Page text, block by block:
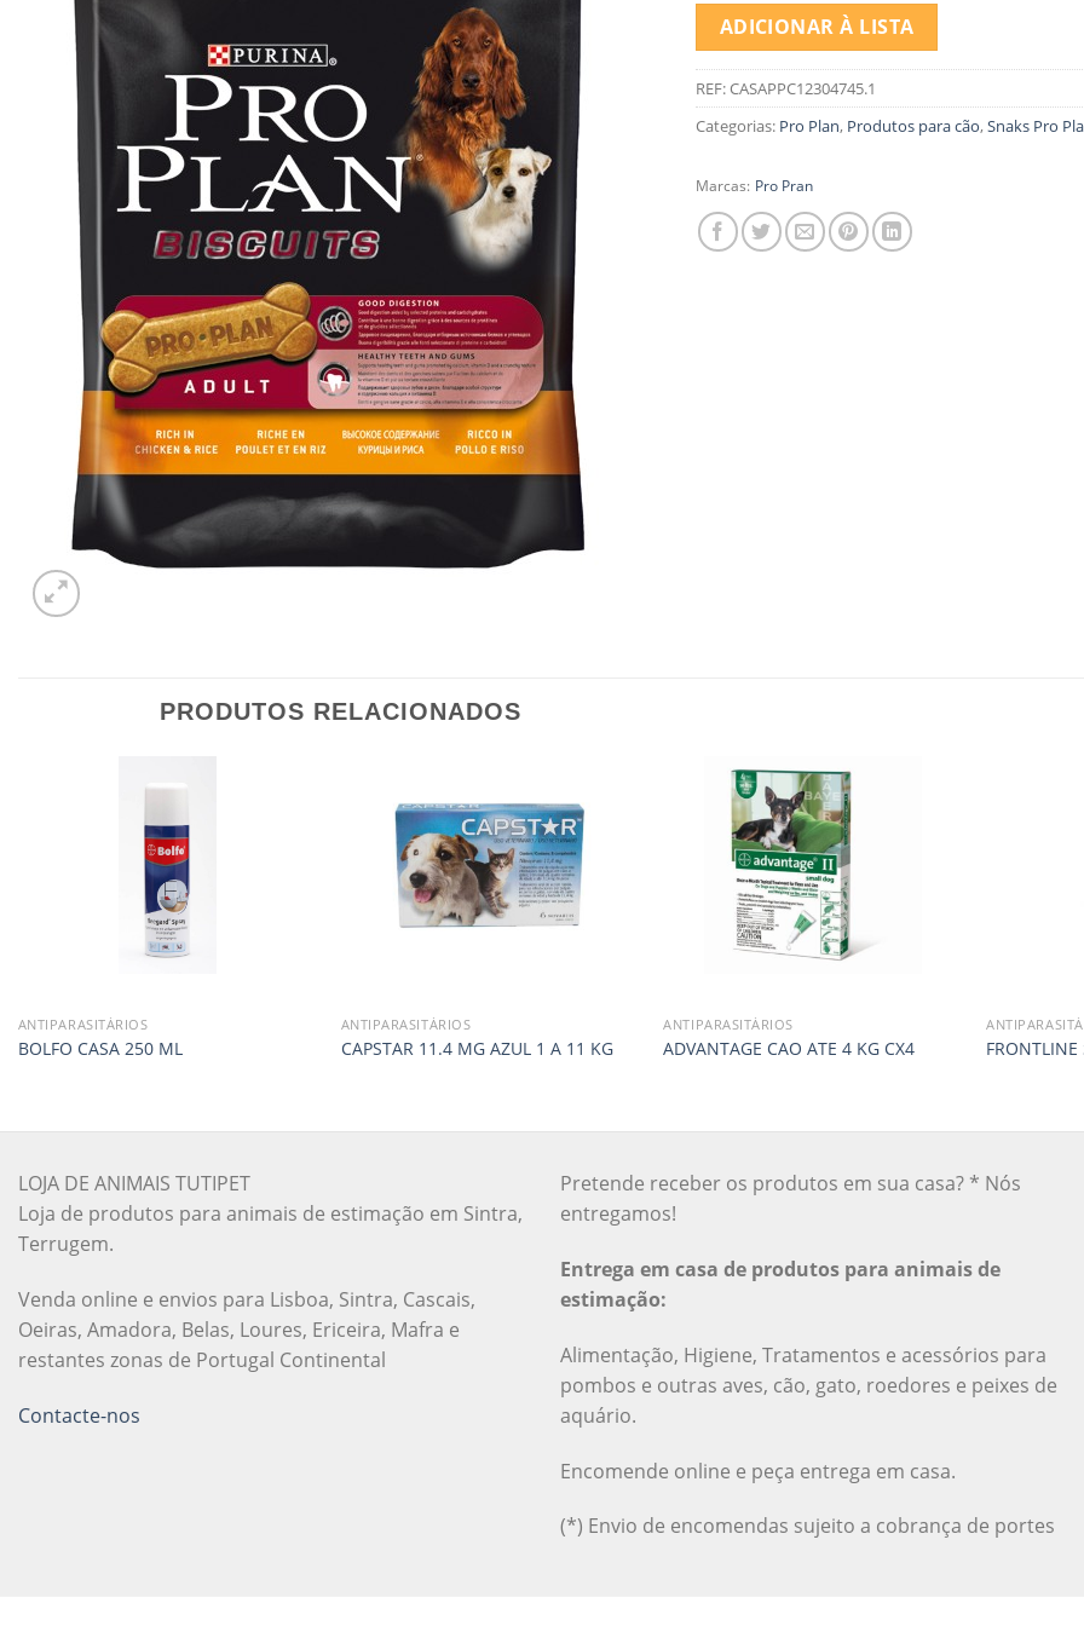
ADICIONAR À LISTA
REF:CASAPPC12304745.1
Categorias: Pro Plan, Produtos para cão,Snaks Pro
Marcas: Pro Pran
PRODUTOS RELACIONADOS
ANTIPARASITÁRIOS
BOLFO CASA 250 ML
ANTIPARASITÁRIOS
CAPSTAR 11.4 MG AZUL 1 A 11 KG
ANTIPARASITÁRIOS
ADVANTAGE CAO ATE 4 KG CX4
LOJA DE ANIMAIS TUTIPET
Loja de produtos para animais de estimação em Sintra,
Terrugem.
Venda online e envios para Lisboa, Sintra, Cascais,
Oeiras, Amadora, Belas, Loures, Ericeira, Mafra e
restantes zonas de Portugal Continental
Contacte-nos
Pretende receber os produtos em sua casa? * Nós
entregamos!
Entrega em casa de produtos para animais de
estimação:
Alimentação, Higiene, Tratamentos e acessórios para
pombos e outras aves, cão, gato, roedores e peixes de
aquário.
Encomende online e peça entrega em casa.
(*) Envio de encomendas sujeito a cobrança de portes